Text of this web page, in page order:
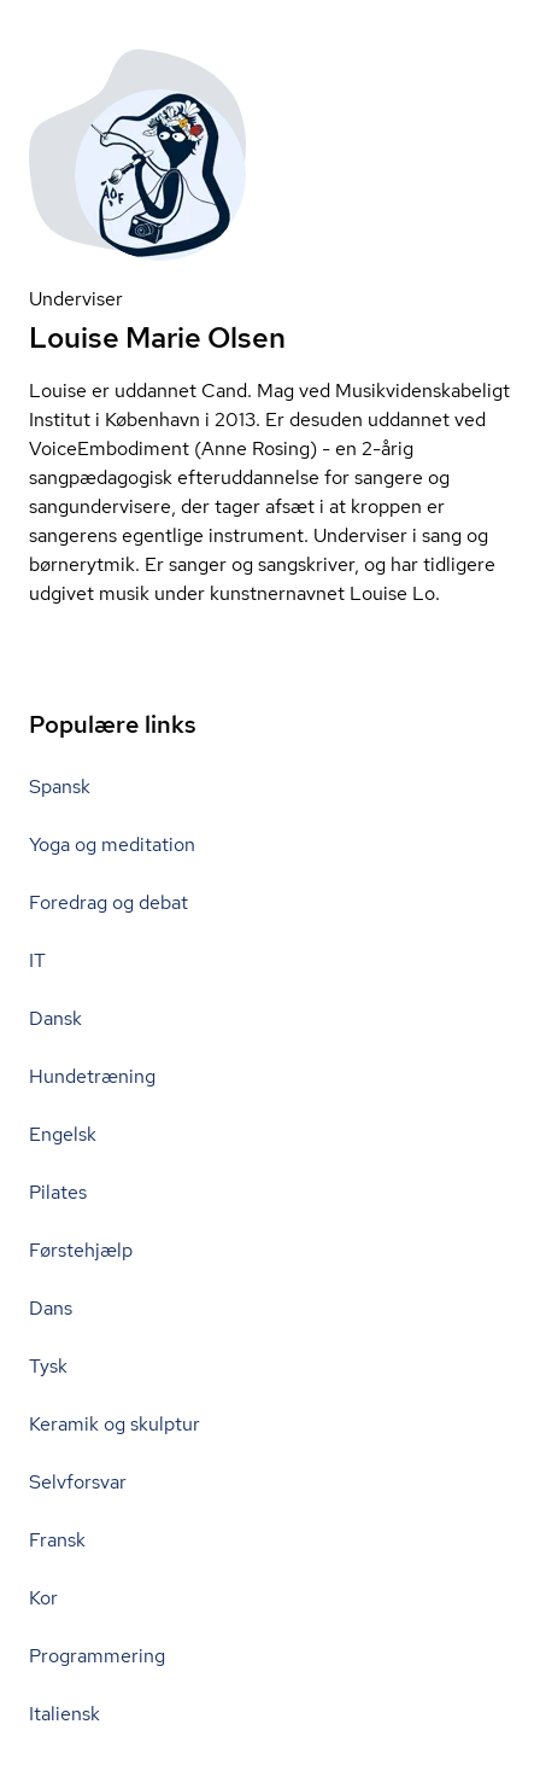
Underviser
Louise Marie Olsen
Louise er uddannet Cand. Mag ved Mu­sik­vi­den­ska­be­ligt
Institut i København i 2013. Er desuden uddannet ved
Voi­ce­Em­bo­di­ment (Anne Rosing) - en 2-årig
sangpædagogisk ef­ter­ud­dan­nel­se for sangere og
sangun­der­vi­se­re, der tager afsæt i at kroppen er
sangerens egentlige instrument. Underviser i sang og
børnerytmik. Er sanger og sangskriver, og har tidligere
udgivet musik under kunstnernavnet Louise Lo.
Populære links
Spansk
Yoga og meditation
Foredrag og debat
IT
Dansk
Hundetræning
Engelsk
Pilates
Førstehjælp
Dans
Tysk
Keramik og skulptur
Selvforsvar
Fransk
Kor
Programmering
Italiensk